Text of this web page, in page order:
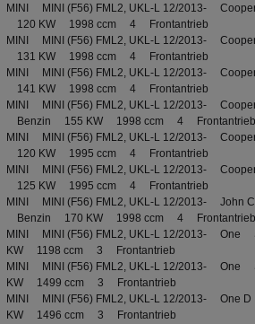
MINI MINI (F56) FML2, UKL-L 12/2013-
120 KW 1998 ccm 4 Frontantrieb
MINI MINI (F56) FML2, UKL-L 12/2013-
131 KW 1998 ccm 4 Frontantrieb
MINI MINI (F56) FML2, UKL-L 12/2013-
141 KW 1998 ccm 4 Frontantrieb
MINI MINI (F56) FML2, UKL-L 12/2013-
Benzin 155 KW 1998 ccm 4 Frontantrieb
MINI MINI (F56) FML2, UKL-L 12/2013-
120 KW 1995 ccm 4 Frontantrieb
MINI MINI (F56) FML2, UKL-L 12/2013-
125 KW 1995 ccm 4 Frontantrieb
MINI MINI (F56) FML2, UKL-L 12/2013- John
Benzin 170 KW 1998 ccm 4 Frontantrieb
MINI MINI (F56) FML2, UKL-L 12/2013-
KW 1198 ccm 3 Frontantrieb
MINI MINI (F56) FML2, UKL-L 12/2013-
KW 1499 ccm 3 Frontantrieb
MINI MINI (F56) FML2, UKL-L 12/2013-
KW 1496 ccm 3 Frontantrieb